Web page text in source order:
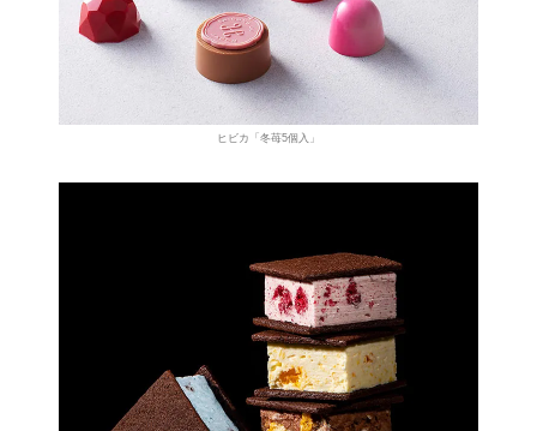
ヒビカ「冬苺5個入」